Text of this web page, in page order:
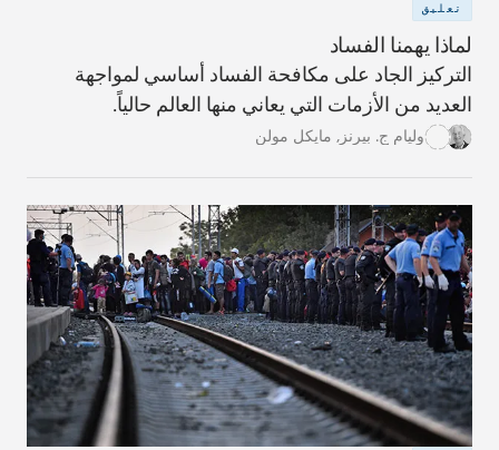
تعليق
لماذا يهمنا الفساد
التركيز الجاد على مكافحة الفساد أساسي لمواجهة
العديد من الأزمات التي يعاني منها العالم حالياً.
وليام ج. بيرنز , مايكل مولن